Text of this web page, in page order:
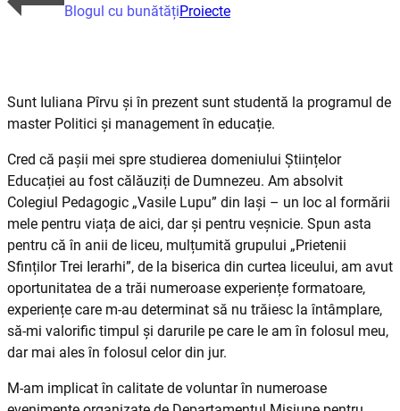
Blogul cu bunătățiProiecte
Sunt Iuliana Pîrvu și în prezent sunt studentă la programul de
master Politici și management în educație.
Cred că pașii mei spre studierea domeniului Științelor
Educației au fost călăuziți de Dumnezeu. Am absolvit
Colegiul Pedagogic „Vasile Lupu” din Iași – un loc al formării
mele pentru viața de aici, dar și pentru veșnicie. Spun asta
pentru că în anii de liceu, mulțumită grupului „Prietenii
Sfinților Trei Ierarhi”, de la biserica din curtea liceului, am avut
oportunitatea de a trăi numeroase experiențe formatoare,
experiențe care m-au determinat să nu trăiesc la întâmplare,
să-mi valorific timpul și darurile pe care le am în folosul meu,
dar mai ales în folosul celor din jur.
M-am implicat în calitate de voluntar în numeroase